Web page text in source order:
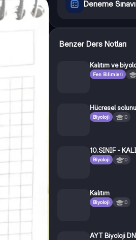
Deneme Sınavı
Benzer Ders Notları
Kalıtım ve
Fen Bilimleri
Hücresel
Biyoloji 10
10.SINIF -
Biyoloji 10
Kalıtım
Biyoloji 10
AYT Biyoloji